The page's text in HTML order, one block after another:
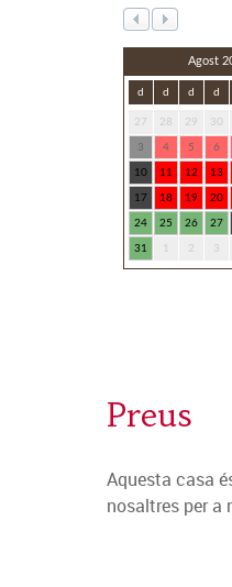
Preus
Aquesta casa
nosaltres per a